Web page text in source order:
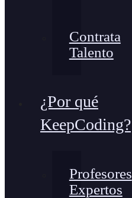
Contrata
Talento
¿Por qué
KeepCoding?
Profesores
Expertos